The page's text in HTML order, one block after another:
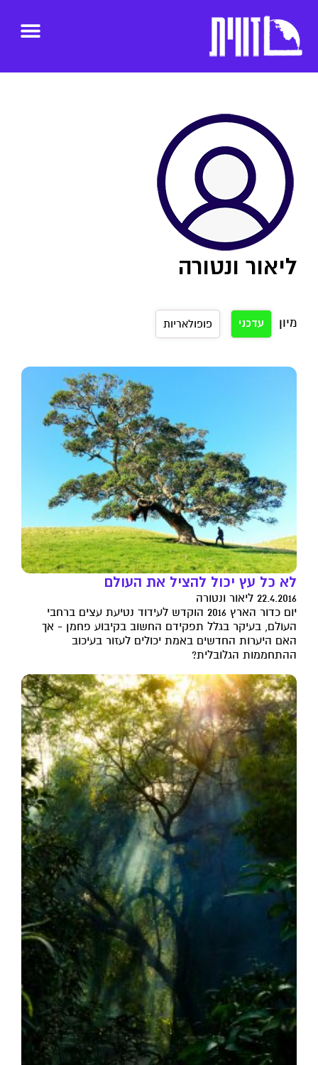
ליאור ונטורה
מיון עדכני פופולאריות
לא כל עץ יכול להציל את העולם
22.4.2016 ליאור ונטורה
יום כדור הארץ 2016 הוקדש לעידוד נטיעת עצים ברחבי
העולם, בעיקר בגלל תפקידם החשוב בקיבוע פחמן - אך
האם היערות החדשים באמת יכולים לעזור בעיכוב
ההתחממות הגלובלית?